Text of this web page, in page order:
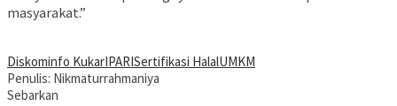
masyarakat.”
Diskominfo KukarIPARISertifikasi HalalUMKM
Penulis: Nikmaturrahmaniya
Sebarkan